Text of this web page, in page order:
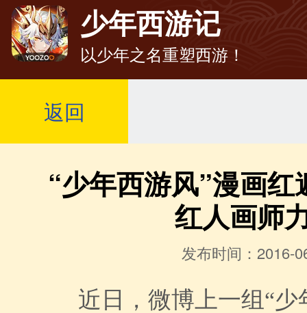
少年西游记
以少年之名重塑西游！
返回
“少年西游风”漫画
红人画师
发布时间：2016-
近日，微博上一组“少